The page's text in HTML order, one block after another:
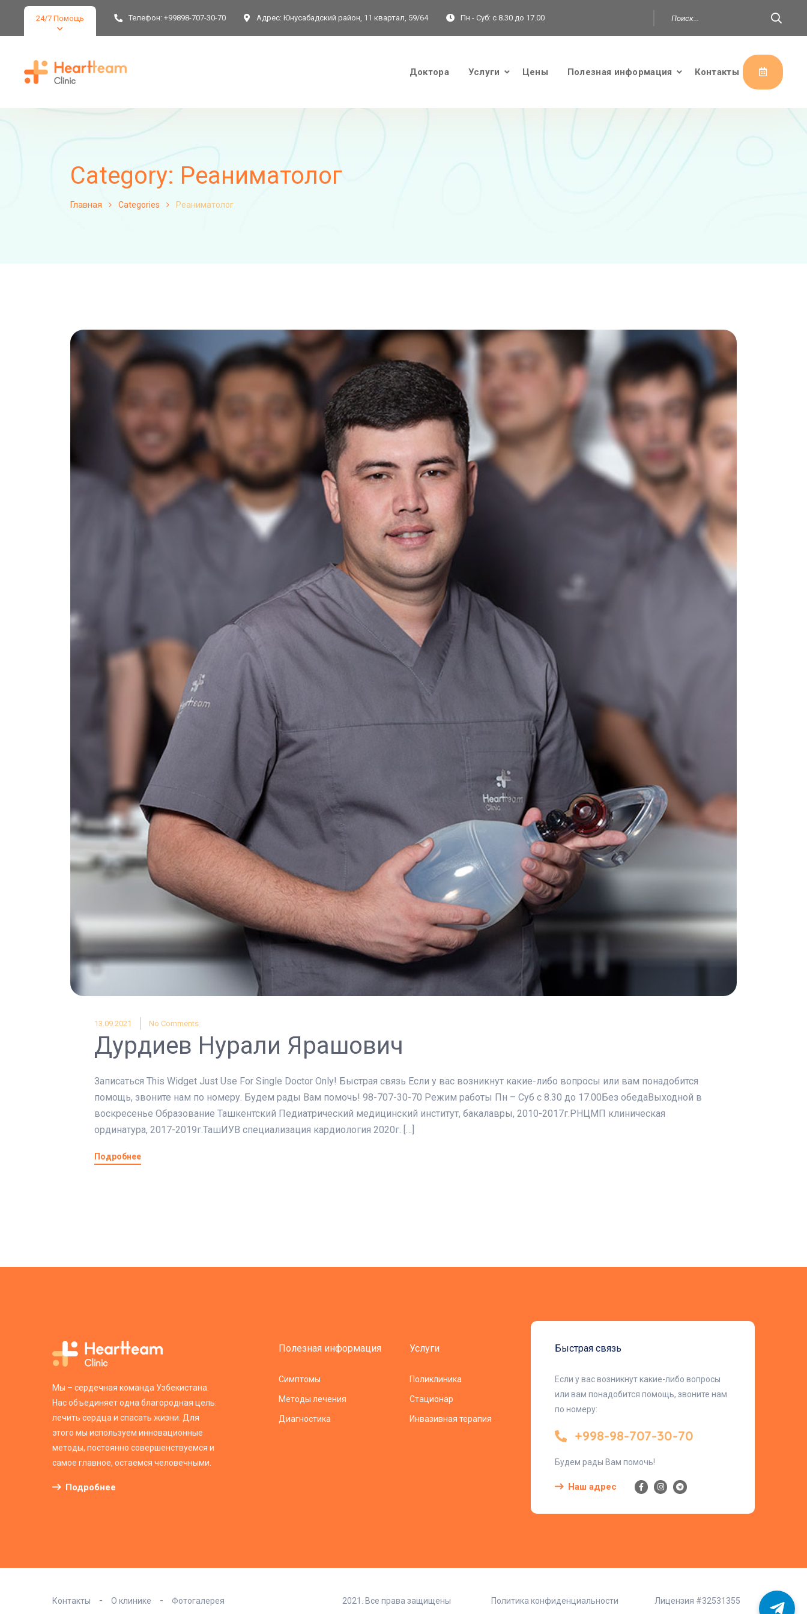
24/7 Помощь Телефон: +99898-707-30-70 Адрес: Юнусабадский район, 11 квартал, 59/64 Пн - Суб: с 8.30 до 17.00
Доктора Услуги Цены Полезная информация Контакты
Category: Реаниматолог
Главная Categories Реаниматолог
13.09.2021 No Comments
Дурдиев Нурали Ярашович
Записаться This Widget Just Use For Single Doctor Only! Быстрая связь Если у вас возникнут какие-либо вопросы или вам понадобится
помощь, звоните нам по номеру. Будем рады Вам помочь! 98-707-30-70 Режим работы Пн – Суб с 8.30 до 17.00Без обедаВыходной в
воскресенье Образование Ташкентский Педиатрический медицинский институт, бакалавры, 2010-2017г.РНЦМП клиническая
ординатура, 2017-2019г.ТашИУВ специализация кардиология 2020г. […]
Подробнее
Мы – сердечная команда Узбекистана.
Нас объединяет одна благородная цель:
лечить сердца и спасать жизни. Для
этого мы используем инновационные
методы, постоянно совершенствуемся и
самое главное, остаемся человечными.
Подробнее
Полезная информация
Симптомы
Методы лечения
Диагностика
Услуги
Поликлиника
Стационар
Инвазивная терапия
Быстрая связь
Если у вас возникнут какие-либо вопросы
или вам понадобится помощь, звоните нам
по номеру:
+998-98-707-30-70
Будем рады Вам помочь!
Наш адрес
Контакты О клинике Фотогалерея 2021. Все права защищены Политика конфиденциальности Лицензия #32531355